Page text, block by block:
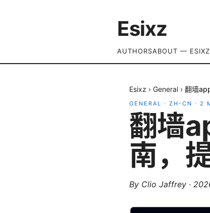
Esixz
AUTHORSABOUT — ESIXZ
Esixz › General › 翻墙
GENERAL · ZH-CN · 2
翻墙
南，
By Clio Jaffrey ·